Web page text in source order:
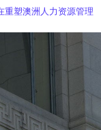
重塑澳洲人力资源管理